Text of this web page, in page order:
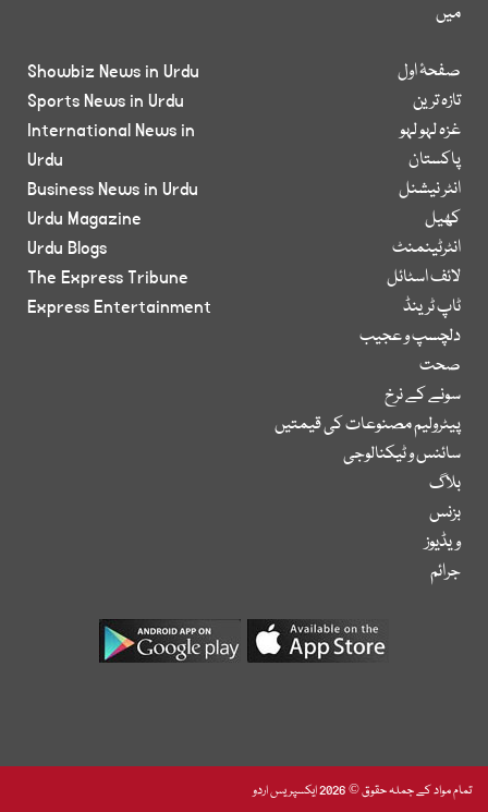
میں
صفحۂ اول
تازہ ترین
غزہ لہو لہو
پاکستان
انٹر نیشنل
کھیل
انٹرٹینمنٹ
لائف اسٹائل
ٹاپ ٹرینڈ
دلچسپ و عجیب
صحت
سونے کے نرخ
پیٹرولیم مصنوعات کی قیمتیں
سائنس و ٹیکنالوجی
بلاگ
بزنس
ویڈیوز
جرائم
Showbiz News in Urdu
Sports News in Urdu
International News in
Urdu
Business News in Urdu
Urdu Magazine
Urdu Blogs
The Express Tribune
Express Entertainment
تمام مواد کے جملہ حقوق © 2026 ایکسپریس اردو